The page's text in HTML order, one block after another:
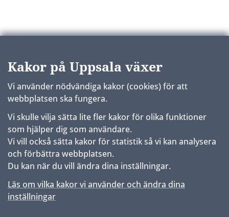
Kakor på Uppsala växer
Vi använder nödvändiga kakor (cookies) för att
webbplatsen ska fungera.
Vi skulle vilja sätta lite fler kakor för olika funktioner
som hjälper dig som användare.
Vi vill också sätta kakor för statistik så vi kan analysera
och förbättra webbplatsen.
Du kan när du vill ändra dina inställningar.
Läs om vilka kakor vi använder och ändra dina
inställningar